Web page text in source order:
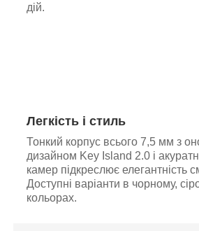
дій.
Легкість і стиль
Тонкий корпус всього 7,5 мм з
дизайном Key Island 2.0 і
камер підкреслює елегантність
Доступні варіанти в чорному,
кольорах.